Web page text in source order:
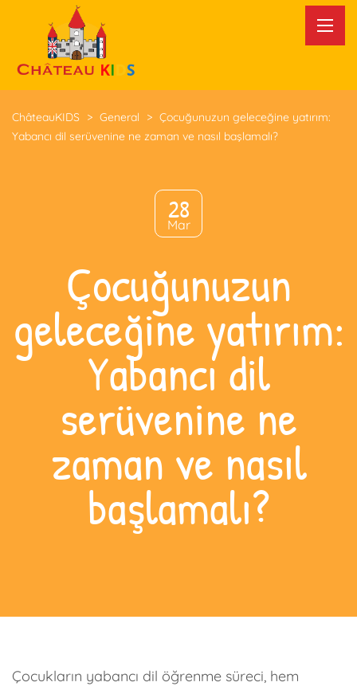
ChâteauKIDS > General > Çocuğunuzun geleceğine yatırım:
Yabancı dil serüvenine ne zaman ve nasıl başlamalı?
28
Mar
Çocuğunuzun
geleceğine yatırım:
Yabancı dil
serüvenine ne
zaman ve nasıl
başlamalı?
Çocukların yabancı dil öğrenme süreci, hem